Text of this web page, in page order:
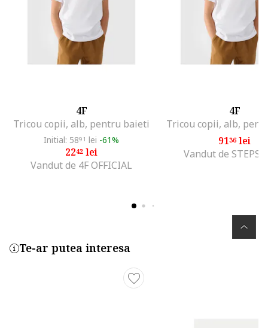
4F
Tricou copii, alb, pentru baieti
Initial: 5891 lei -61%
2242 lei
Vandut de 4F OFFICIAL
4F
Tricou copii, alb,
9136lei
Vandut de
Te-ar putea interesa